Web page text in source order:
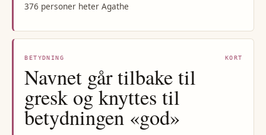
376 personer heter Agathe
BETYDNING KORT
Navnet går tilbake til
gresk og knyttes til
betydningen «god»